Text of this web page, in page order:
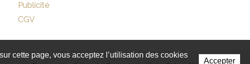
Publicité
CGV
cette page, vous acceptez l’utilisation des cookies
Accepter